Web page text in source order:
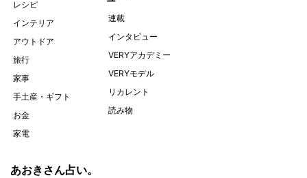
レシピ
インテリア
アウトドア
旅行
家事
手土産・ギフト
お金
家電
連載
インタビュー
VERYアカデミー
VERYモデル
リカレント
読み物
あおきさん占い。